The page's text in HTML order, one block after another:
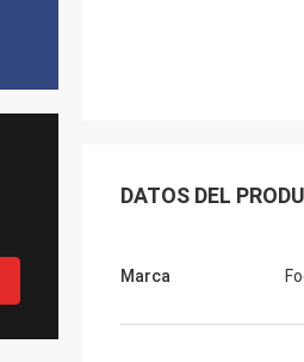
DATOS DEL
Marca